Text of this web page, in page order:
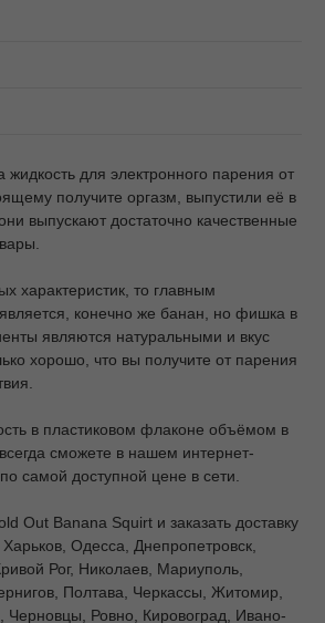
жидкость для электронного парения от
получите оргазм, выпустили её в
выпускают достаточно качественные
характеристик, то главным
конечно же банан, но фишка в
являются натуральными и вкус
хорошо, что вы получите от парения
в пластиковом флаконе объёмом в
сможете в нашем интернет-
самой доступной цене в сети.
Out Banana Squirt и заказать доставку
Одесса, Днепропетровск,
Рог, Николаев, Мариуполь,
Полтава, Черкассы, Житомир,
Ровно, Кировоград, Ивано-